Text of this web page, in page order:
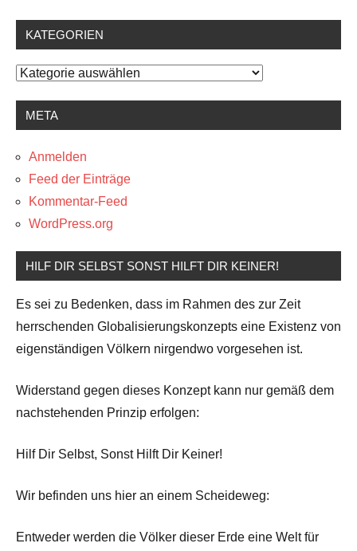
KATEGORIEN
Kategorien
META
Anmelden
Feed der Einträge
Kommentar-Feed
WordPress.org
HILF DIR SELBST SONST HILFT DIR KEINER!
Es sei zu Bedenken, dass im Rahmen des zur Zeit
herrschenden Globalisierungskonzepts eine Existenz von
eigenständigen Völkern nirgendwo vorgesehen ist.
Widerstand gegen dieses Konzept kann nur gemäß dem
nachstehenden Prinzip erfolgen:
Hilf Dir Selbst, Sonst Hilft Dir Keiner!
Wir befinden uns hier an einem Scheideweg:
Entweder werden die Völker dieser Erde eine Welt für